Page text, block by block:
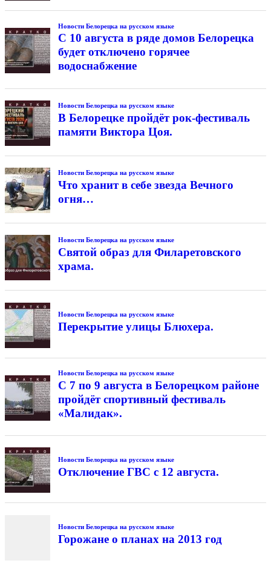
Новости Белорецка на русском языке
С 10 августа в ряде домов Белорецка
будет отключено горячее
водоснабжение
Новости Белорецка на русском языке
В Белорецке пройдёт рок-фестиваль
памяти Виктора Цоя.
Новости Белорецка на русском языке
Что хранит в себе звезда Вечного
огня…
Новости Белорецка на русском языке
Святой образ для Филаретовского
храма.
Новости Белорецка на русском языке
Перекрытие улицы Блюхера.
Новости Белорецка на русском языке
С 7 по 9 августа в Белорецком районе
пройдёт спортивный фестиваль
«Малидак».
Новости Белорецка на русском языке
Отключение ГВС с 12 августа.
Новости Белорецка на русском языке
Горожане о планах на 2013 год